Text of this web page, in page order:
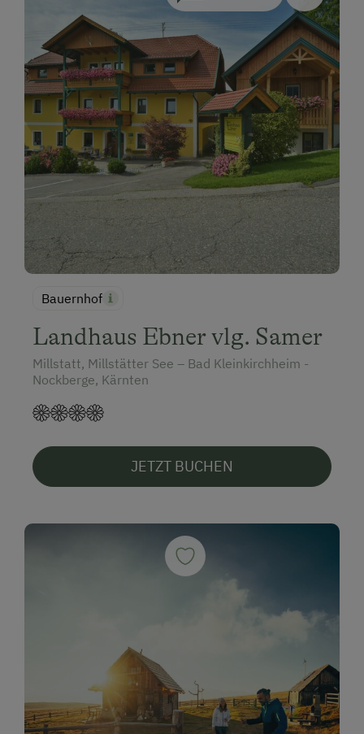
Bauernhof
Landhaus Ebner vlg. Samer
Millstatt, Millstätter See – Bad Kleinkirchheim -
Nockberge, Kärnten
JETZT BUCHEN